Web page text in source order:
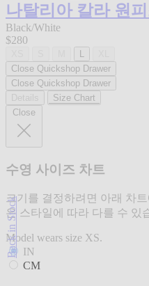
Back in Stock
나탈리아 칼라 원
Black/White
$280
Close Quickshop Drawer
Close Quickshop Drawer
Size Chart
Close
수영 사이즈 차트
크기를 결정하려면 아래 차
은 스타일에 따라 다를 수 있
Model wears size XS.
IN
CM